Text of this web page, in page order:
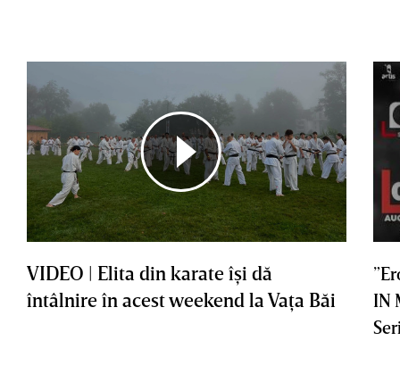
VIDEO | Elita din karate îşi dă
întâlnire în acest weekend la Vaţa Băi
IN